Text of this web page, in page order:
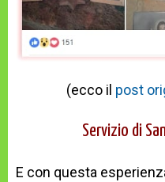
(ecco il post
Servizio di
E con questa